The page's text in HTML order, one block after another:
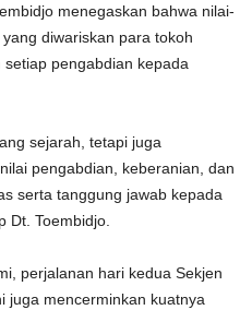
menegaskan bahwa nilai-
diwariskan para tokoh
pengabdian kepada
sejarah, tetapi juga
pengabdian, keberanian, dan
serta tanggung jawab kepada
Dt. Toembidjo.
perjalanan hari kedua Sekjen
juga mencerminkan kuatnya